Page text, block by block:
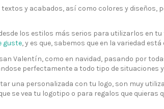
y acabados, así como colores y diseños,
los estilos más serios para utilizarlos en
guste, y es que, sabemos que en la variedad
Valentín, como en navidad, pasando por
perfectamente a todo tipo de situaciones y
una personalizada con tu logo, son muy
se vea tu logotipo o para regalos que quieras